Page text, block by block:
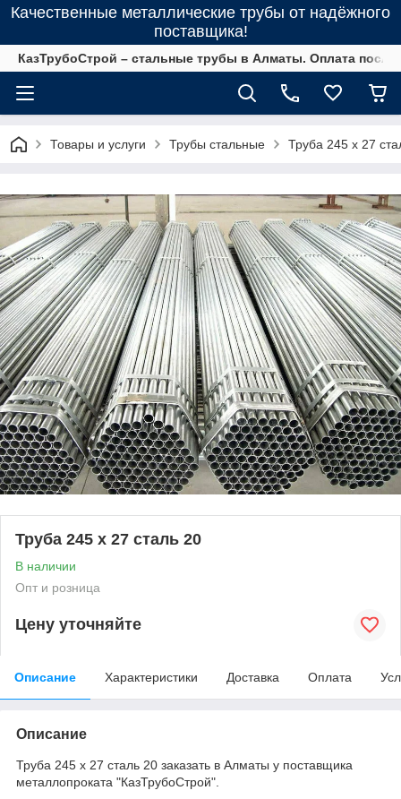
Качественные металлические трубы от надёжного
поставщика!
КазТрубоСтрой – стальные трубы в Алматы. Оплата
Товары и услуги Трубы стальные Труба 245 х 27
Труба 245 х 27 сталь 20
В наличии
Опт и розница
Цену уточняйте
Описание Характеристики Доставка Оплата
Описание
Труба 245 х 27 сталь 20 заказать в Алматы у поставщика
металлопроката "КазТрубоСтрой".